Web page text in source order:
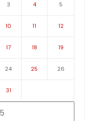
3 4 5
10 11 12
17 18 19
24 25 26
31